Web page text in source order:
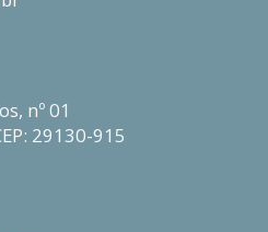
nº 01
29130-915